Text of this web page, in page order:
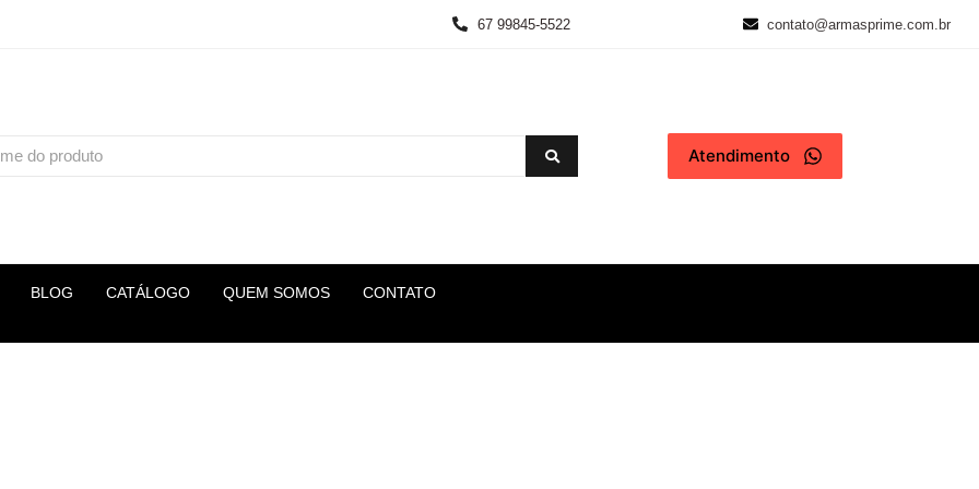
67 99845-5522 contato@armasprime.com.br
Atendimento
BLOG CATÁLOGO QUEM SOMOS CONTATO